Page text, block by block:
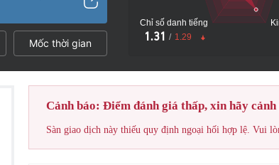
Mốc thời gian
Chỉ số danh tiếng
1.31 / 1.29
Cảnh báo: Điểm đánh giá thấp, xin hãy
Sàn giao dịch này thiếu quy định ngoại hối hợp lệ. Vui